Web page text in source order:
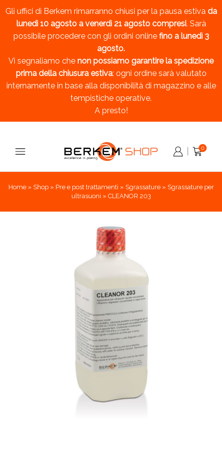
Gli uffici di Berkem rimarranno chiusi per la pausa estiva da
lunedì 10 agosto a venerdì 21 agosto compresi. Sarà
possibile procedere con gli ordini online fino a lunedì 3
agosto.
Vi segnaliamo che non possiamo garantire la spedizione
prima della chiusura estiva: ogni ordine sarà valutato
internamente in base alla disponibilità di magazzino e alle
tempistiche operative.
A presto!
0
Home» Shop» Pre e post trattamenti » Sgrassature» Sgrassature per
ultrasuoni » CLEANOR 203